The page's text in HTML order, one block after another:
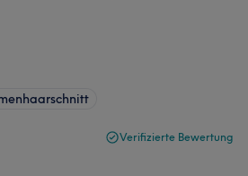
Verifizierte Bewertung